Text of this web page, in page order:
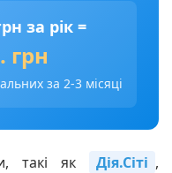
за рік =
грн
за 2-3 місяці
такі як Дія.Сіті ,